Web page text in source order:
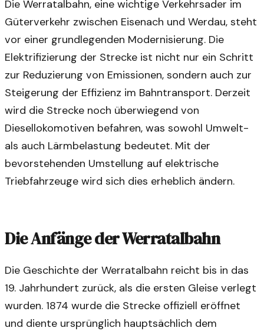
Die Werratalbahn, eine wichtige Verkehrsader im
Güterverkehr zwischen Eisenach und Werdau, steht
vor einer grundlegenden Modernisierung. Die
Elektrifizierung der Strecke ist nicht nur ein Schritt
zur Reduzierung von Emissionen, sondern auch zur
Steigerung der Effizienz im Bahntransport. Derzeit
wird die Strecke noch überwiegend von
Diesellokomotiven befahren, was sowohl Umwelt-
als auch Lärmbelastung bedeutet. Mit der
bevorstehenden Umstellung auf elektrische
Triebfahrzeuge wird sich dies erheblich ändern.
Die Anfänge der Werratalbahn
Die Geschichte der Werratalbahn reicht bis in das
19. Jahrhundert zurück, als die ersten Gleise verlegt
wurden. 1874 wurde die Strecke offiziell eröffnet
und diente ursprünglich hauptsächlich dem